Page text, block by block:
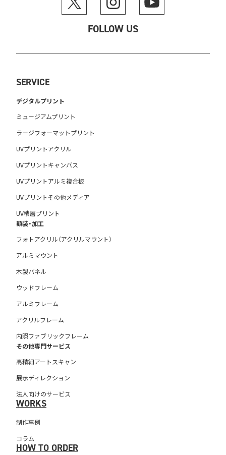
FOLLOW US
SERVICE
デジタルプリント
ミュージアムプリント
ラージフォーマットプリント
UVプリントアクリル
UVプリントキャンバス
UVプリントアルミ複合板
UVプリントその他メディア
UV積層プリント
額装・加工
フォトアクリル（アクリルマウント）
アルミマウント
木製パネル
ウッドフレーム
アルミフレーム
アクリルフレーム
内照ファブリックフレーム
その他専門サービス
高精細アートスキャン
展示ディレクション
法人向けのサービス
WORKS
制作事例
コラム
HOW TO ORDER